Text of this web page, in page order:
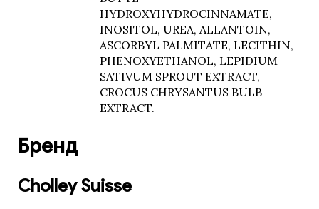
HYDROXYHYDROCINNAMATE,
INOSITOL, UREA, ALLANTOIN,
ASCORBYL PALMITATE, LECITHIN,
PHENOXYETHANOL, LEPIDIUM
SATIVUM SPROUT EXTRACT,
CROCUS CHRYSANTUS BULB
EXTRACT.
Бренд
Cholley Suisse